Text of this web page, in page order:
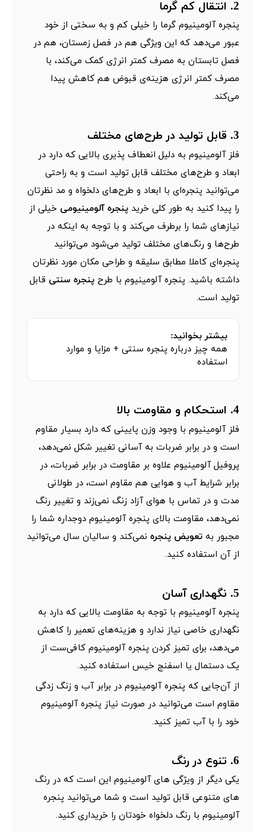
2. انتقال کم گرما
پنجره آلومینیوم گرما را خیلی کم و به سختی از خود
عبور می‌دهد که این ویژگی هم در فصل زمستان، هم در
فصل تابستان به مصرف کمتر انرژی کمک می‌کند، با
مصرف کمتر انرژی هزینه‌ی قبوض هم کاهش پیدا
می‌کند.
3. قابل تولید در طرح‌های مختلف
فلز آلومینیوم به دلیل انعطاف پذیری بالایی که دارد در
ابعاد و طرح‌های مختلف قابل تولید است و به راحتی
می‌توانید پنجره‌ای با ابعاد و طرح‌های دلخواه و مد نظرتان
را پیدا کنید به طور کلی خرید پنجره آلومینیومی خیلی از
نیاز‌های شما را برطرف می‌کند و با توجه به اینکه در
طرح‌ها و رنگ‌های مختلف تولید می‌شود می‌توانید
پنجره‌ای کاملا مطابق سلیقه و طراحی مکان مورد نظرتان
داشته باشید. پنجره آلومینیوم با طرح پنجره سنتی قابل
تولید است.
بیشتر بخوانید:
همه چیز درباره پنجره سنتی + مزایا و موارد
استفاده
4. استحکام و مقاومت بالا
فلز آلومینیوم با وجود وزن پایینی که دارد بسیار مقاوم
است و در برابر ضربات به آسانی تغییر شکل نمی‌دهد،
پروفیل آلومینیوم علاوه بر مقاومت در برابر ضربات، در
برابر شرایط آب و هوایی هم مقاوم است، در طولانی
مدت و در تماس با هوای آزاد زنگ نمی‌زند و تغییر رنگ
نمی‌دهد، مقاومت بالای پنجره آلومینیوم دوجداره شما را
مجبور به تعویض پنجرهنمی‌کند و سالیان سال می‌توانید
از آن استفاده کنید.
5. نگهداری آسان
پنجره آلومینیوم با توجه به مقاومت بالایی که دارد به
نگهداری خاصی نیاز ندارد و هزینه‌های تعمیر را کاهش
می‌دهد، برای تمیز کردن پنجره آلومینیوم کافی‌ست از
یک دستمال یا اسفنج خیس استفاده کنید.
از آن‌جایی که پنجره آلومینیوم در برابر آب و زنگ زدگی
مقاوم است می‌توانید در صورت نیاز پنجره آلومینیوم
خود را با آب تمیز کنید.
6. تنوع در رنگ
یکی دیگر از ویژگی های آلومینیوم این است که در رنگ
های متنوعی قابل تولید است و شما می‌توانید پنجره
آلومینیوم با رنگ دلخواه خودتان را خریداری کنید.